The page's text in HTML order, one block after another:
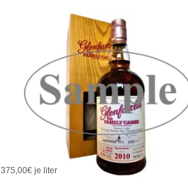
375,00€ je liter